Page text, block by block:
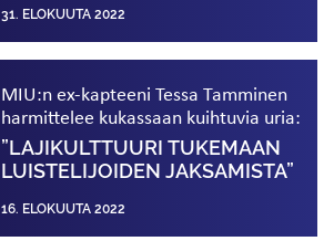
31. ELOKUUTA 2022
MIU:n ex-kapteeni Tessa Tamminen
harmittelee kukassaan kuihtuvia uria:
”LAJIKULTTUURI TUKEMAAN
LUISTELIJOIDEN JAKSAMISTA”
16. ELOKUUTA 2022